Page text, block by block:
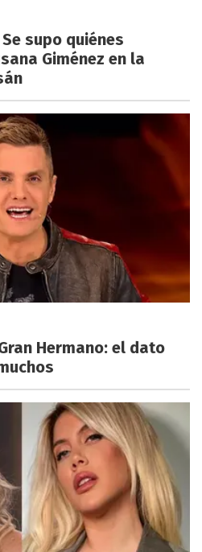
supo quiénes
Giménez en la
Hermano: el dato